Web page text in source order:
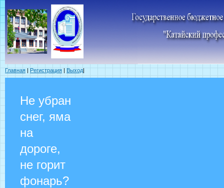
Главная | Регистрация | Выход|
Не убран
снег, яма
на
дороге,
не горит
фонарь?